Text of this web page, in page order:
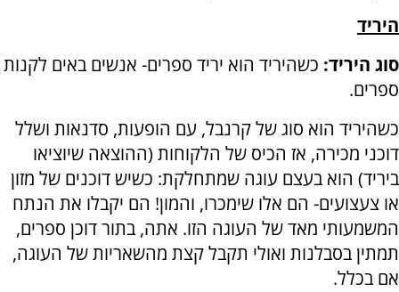
היריד
סוג היריד: כשהיריד הוא יריד ספרים- אנשים באים לקנות
ספרים.
כשהיריד הוא סוג של קרנבל, עם הופעות, סדנאות ושלל
דוכני מכירה, אז הכיס של הלקוחות (ההוצאה שיוציאו
ביריד) הוא בעצם עוגה שמתחלקת: כשיש דוכנים של מזון
או צעצועים- הם אלו שימכרו, והמון! הם יקבלו את הנתח
המשמעותי מאד של העוגה הזו. אתה, בתור דוכן ספרים,
תמתין בסבלנות ואולי תקבל קצת מהשאריות של העוגה,
אם בכלל.